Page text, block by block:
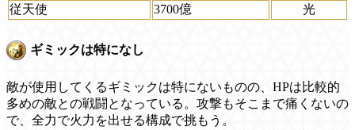
従天使
3700億 光
ギミックは特になし
敵が使用してくるギミックは特にないものの、HPは比較的
多めの敵との戦闘となっている。攻撃もそこまで痛くないの
で、全力で火力を出せる構成で挑もう。